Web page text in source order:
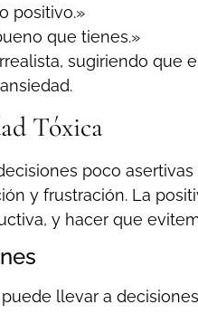
positivo.»
que tienes.»
sugiriendo
Tóxica
poco
y frustración. La
y hacer que
llevar a